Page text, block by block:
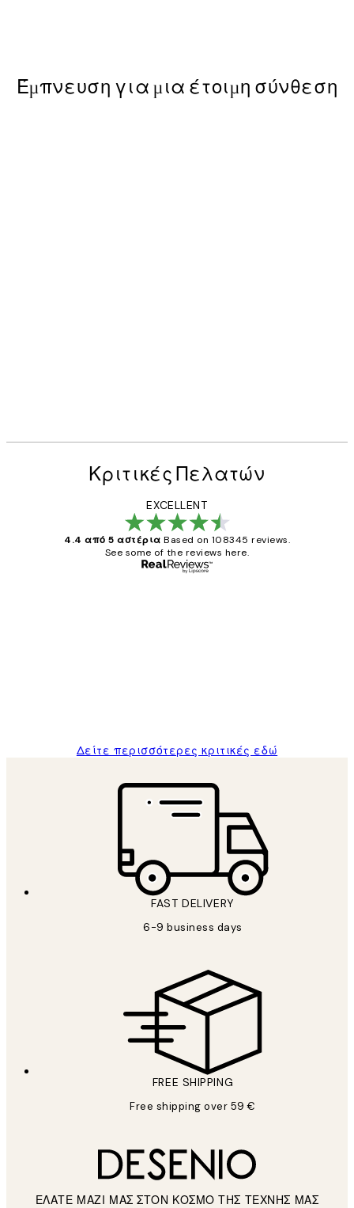
Έμπνευση για μια έτοιμη σύνθεση
Κριτικές Πελατών
EXCELLENT
4.4 από 5 αστέρια Based on 108345 reviews.
See some of the reviews here.
Δείτε περισσότερες κριτικές εδώ
FAST DELIVERY
6-9 business days
FREE SHIPPING
Free shipping over 59 €
ΕΛΑΤΕ ΜΑΖΙ ΜΑΣ ΣΤΟΝ ΚΟΣΜΟ ΤΗΣ ΤΕΧΝΗΣ ΜΑΣ